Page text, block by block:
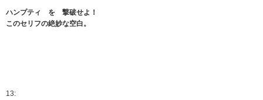
ハンプティ を 撃破せよ！
このセリフの絶妙な空白。
13: